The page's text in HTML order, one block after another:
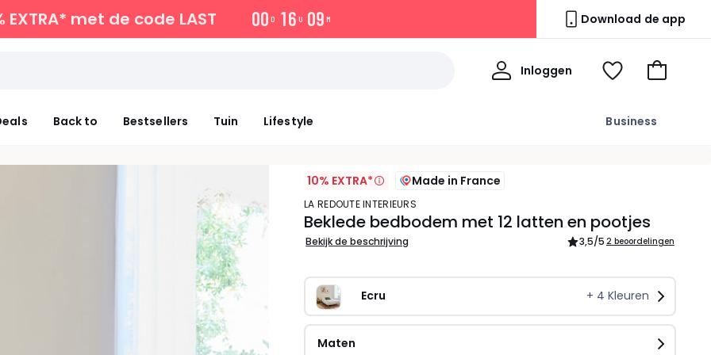
EXTRA* met de code LAST 00 D 16 U 09 M Download de app
Back to Bestsellers Tuin Lifestyle Business
Inloggen
Mijn
Kijk
Naar
10% EXTRA* Made in France
LA REDOUTE INTERIEURS
Beklede bedbodem met 12 latten en pootjes
Bekijk de beschrijving 3,5/5 2 beoordelingen
Ecru + 4 Kleuren
Maten